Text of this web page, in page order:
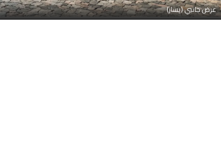
عرض جانبي (يسار)